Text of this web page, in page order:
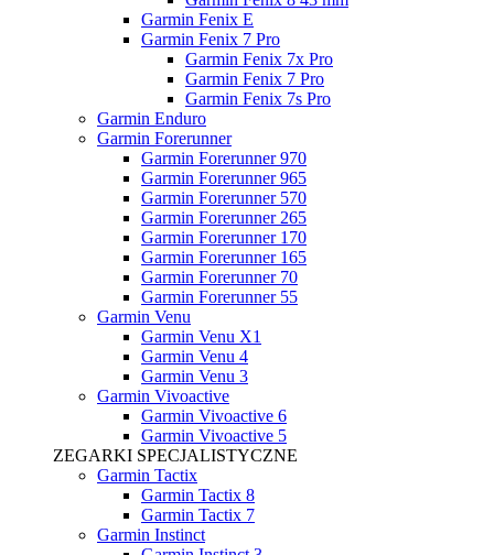
Garmin Fenix E
Garmin Fenix 7 Pro
Garmin Fenix 7x Pro
Garmin Fenix 7 Pro
Garmin Fenix 7s Pro
Garmin Enduro
Garmin Forerunner
Garmin Forerunner 970
Garmin Forerunner 965
Garmin Forerunner 570
Garmin Forerunner 265
Garmin Forerunner 170
Garmin Forerunner 165
Garmin Forerunner 70
Garmin Forerunner 55
Garmin Venu
Garmin Venu X1
Garmin Venu 4
Garmin Venu 3
Garmin Vivoactive
Garmin Vivoactive 6
Garmin Vivoactive 5
ZEGARKI SPECJALISTYCZNE
Garmin Tactix
Garmin Tactix 8
Garmin Tactix 7
Garmin Instinct